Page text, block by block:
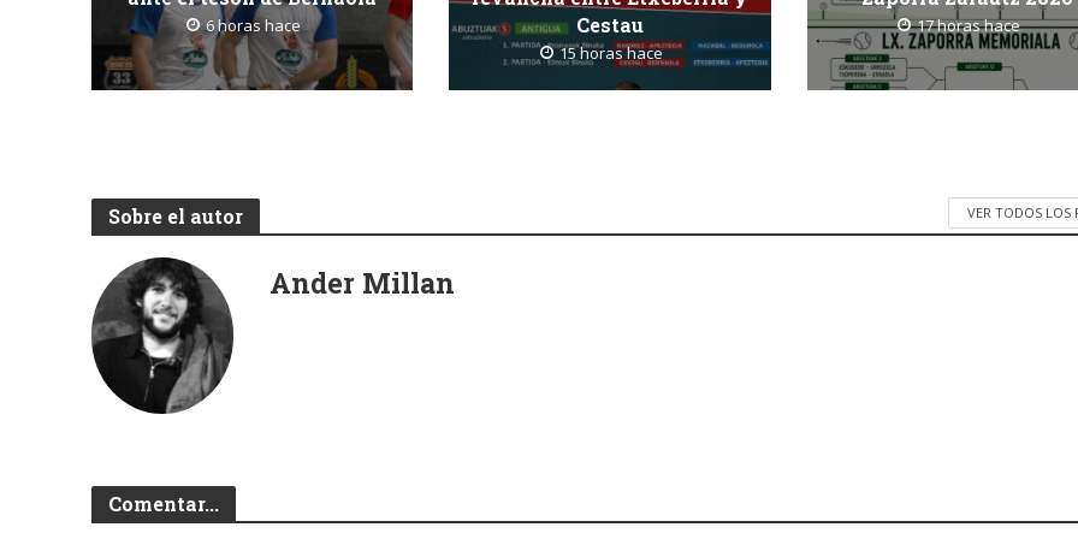
6 horas hace
Cestau
15 horas hace
17 horas hace
Sobre el autor VER TODOS LOS
Ander Millan
Comentar...